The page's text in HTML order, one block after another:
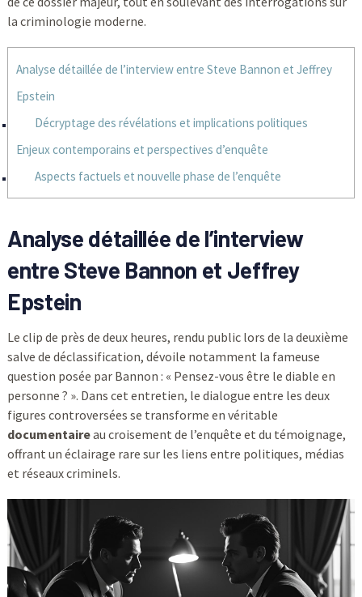
la criminologie moderne.
Analyse détaillée de l’interview entre Steve Bannon et Jeffrey
Epstein
Décryptage des révélations et implications politiques
Enjeux contemporains et perspectives d’enquête
Aspects factuels et nouvelle phase de l’enquête
Analyse détaillée de l’interview
entre Steve Bannon et Jeffrey
Epstein
Le clip de près de deux heures, rendu public lors de la deuxième
salve de déclassification, dévoile notamment la fameuse
question posée par Bannon : « Pensez-vous être le diable en
personne ? ». Dans cet entretien, le dialogue entre les deux
figures controversées se transforme en véritable
documentaireau croisement de l’enquête et du témoignage,
offrant un éclairage rare sur les liens entre politiques, médias
et réseaux criminels.